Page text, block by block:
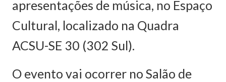
apresentações de música, no Espaço
Cultural, localizado na Quadra
ACSU-SE 30 (302 Sul).
O evento vai ocorrer no Salão de